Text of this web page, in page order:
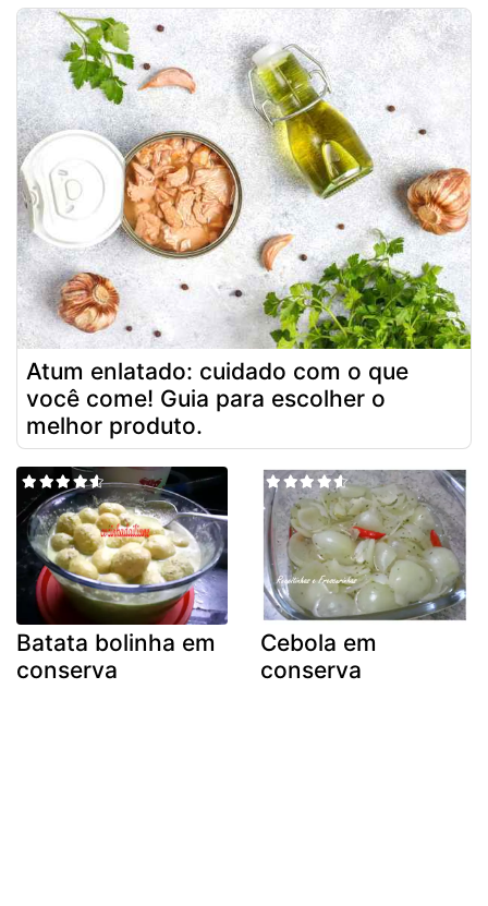
Atum enlatado: cuidado com o que
você come! Guia para escolher o
melhor produto.
Batata bolinha em
conserva
Cebola em
conserva